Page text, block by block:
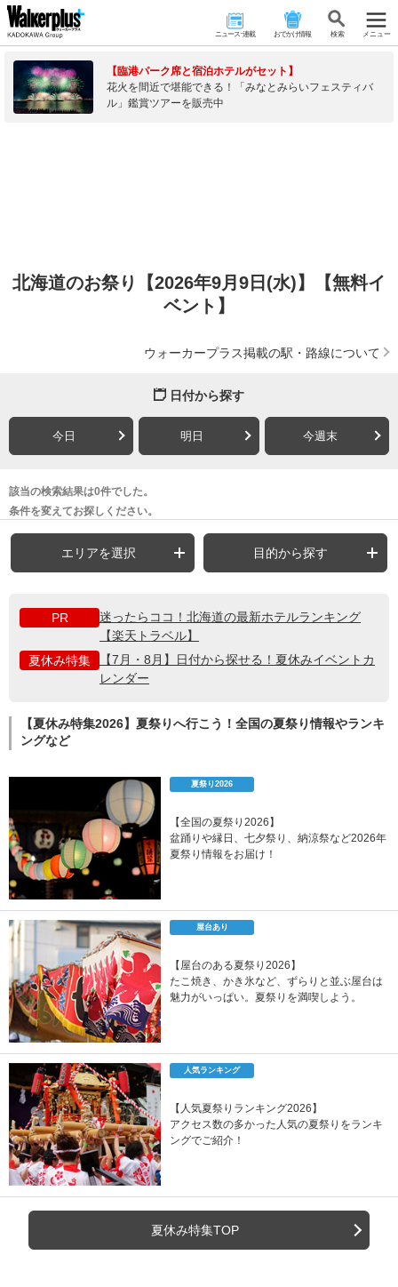
ニュース･連載 おでかけ情報 検 索 メニュー
【臨港パーク席と宿泊ホテルがセット】
花火を間近で堪能できる！「みなとみらいフェスティバ
ル」鑑賞ツアーを販売中
北海道のお祭り【2026年9月9日(水)】【無料イ
ベント】
ウォーカープラス掲載の駅・路線について
日付から探す
今日 明日 今週末
該当の検索結果は0件でした。
条件を変えてお探しください。
エリアを選択 目的から探す
PR
迷ったらココ！北海道の最新ホテルランキング
【楽天トラベル】
夏休み特集
【7月・8月】日付から探せる！夏休みイベントカ
レンダー
【夏休み特集2026】夏祭りへ行こう！全国の夏祭り情報やランキ
ングなど
夏祭り2026
【全国の夏祭り2026】
盆踊りや縁日、七夕祭り、納涼祭など2026年
夏祭り情報をお届け！
屋台あり
【屋台のある夏祭り2026】
たこ焼き、かき氷など、ずらりと並ぶ屋台は
魅力がいっぱい。夏祭りを満喫しよう。
人気ランキング
【人気夏祭りランキング2026】
アクセス数の多かった人気の夏祭りをランキ
ングでご紹介！
夏休み特集TOP